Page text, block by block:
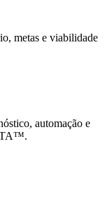
metas e viabilidade
automação e